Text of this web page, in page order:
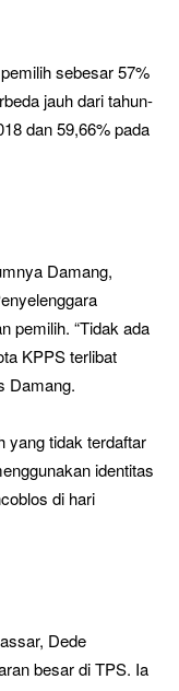
sebesar 57%
jauh dari tahun-
dan 59,66% pada
Damang,
pemilih. “Tidak ada
KPPS terlibat
Damang.
yang tidak terdaftar
identitas
di hari
Dede
besar di TPS. Ia